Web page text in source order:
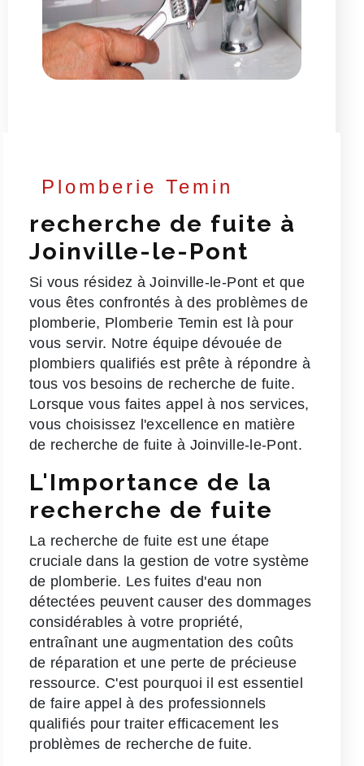
Plomberie Temin
recherche de fuite à
Joinville-le-Pont
Si vous résidez à Joinville-le-Pont et que
vous êtes confrontés à des problèmes de
plomberie, Plomberie Temin est là pour
vous servir. Notre équipe dévouée de
plombiers qualifiés est prête à répondre à
tous vos besoins de recherche de fuite.
Lorsque vous faites appel à nos services,
vous choisissez l'excellence en matière
de recherche de fuite à Joinville-le-Pont.
L'Importance de la
recherche de fuite
La recherche de fuite est une étape
cruciale dans la gestion de votre système
de plomberie. Les fuites d'eau non
détectées peuvent causer des dommages
considérables à votre propriété,
entraînant une augmentation des coûts
de réparation et une perte de précieuse
ressource. C'est pourquoi il est essentiel
de faire appel à des professionnels
qualifiés pour traiter efficacement les
problèmes de recherche de fuite.